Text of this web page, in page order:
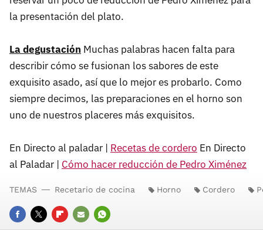
la presentación del plato.
La degustación Muchas palabras hacen falta para
describir cómo se fusionan los sabores de este
exquisito asado, así que lo mejor es probarlo. Como
siempre decimos, las preparaciones en el horno son
uno de nuestros placeres más exquisitos.
En Directo al paladar | Recetas de cordero En Directo
al Paladar | Cómo hacer reducción de Pedro Ximénez
TEMAS Recetario de cocina Horno Cordero